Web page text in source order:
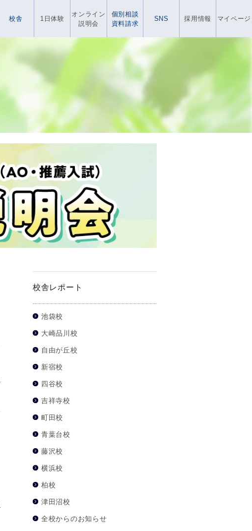
校舎 1日体験
オンライン
説明会
個別相談
資料請求
SNS 採用情報 マイページ
校舎レポート
池袋校
大崎品川校
自由が丘校
新宿校
四谷校
吉祥寺校
町田校
青葉台校
藤沢校
横浜校
柏校
津田沼校
全校からのお知らせ